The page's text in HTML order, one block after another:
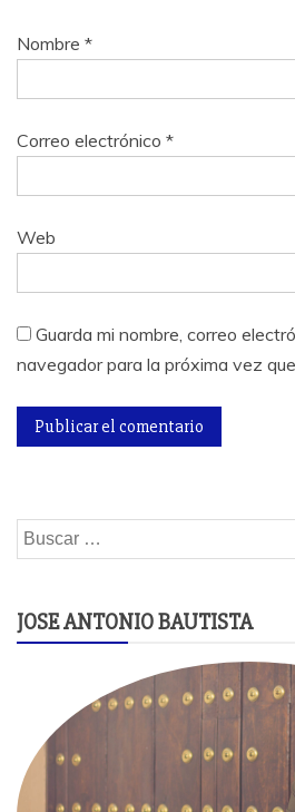
Nombre *
Correo electrónico *
Web
Guarda mi nombre, correo
navegador para la próxima vez
Buscar:
JOSE ANTONIO BAUTISTA